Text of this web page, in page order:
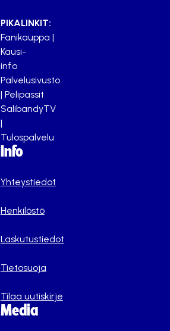
PIKALINKIT:
Fanikauppa |
Kausi-
info
Palvelusivusto
| Pelipassit
SalibandyTV
|
Tulospalvelu
Info
Yhteystiedot
Henkilöstö
Laskutustiedot
Tietosuoja
Tilaa uutiskirje
Media